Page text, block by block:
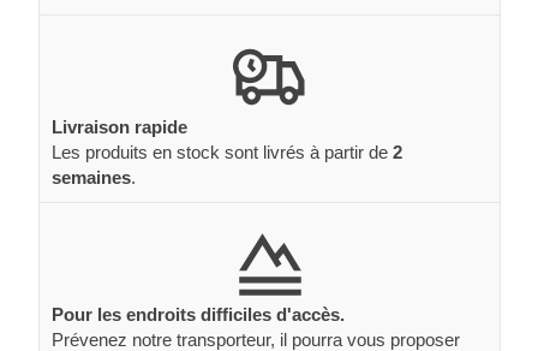
Livraison rapide
Les produits en stock sont livrés à partir de 2
semaines.
Pour les endroits difficiles d'accès.
Prévenez notre transporteur, il pourra vous proposer